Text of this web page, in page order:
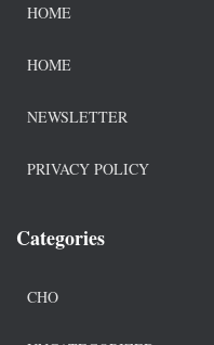
HOME
HOME
NEWSLETTER
PRIVACY POLICY
Categories
CHO